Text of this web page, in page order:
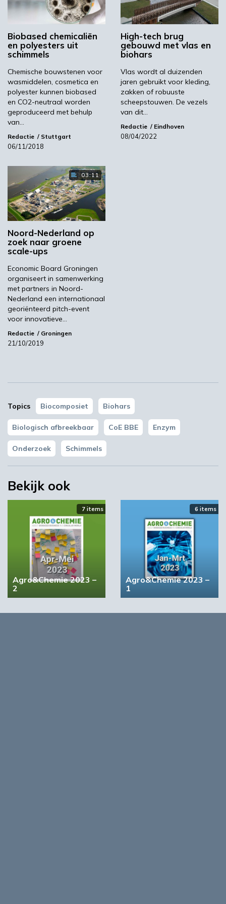
is. De volgende fase wordt het zoeken naar
een hoogwaardige toepassing voor hergebruik.
Te denken valt aan een vast myceliumproduct
als bouwmateriaal of verpakking, of het
opzuiveren van een enzymencocktail richting
industriële processen of schoonmaakmiddelen.
Meer over het onderzoeksproject is te vinden
op de CoE BBE website.
Beeld: Christoph Burgstedt/Shutterstock
CoE BBE
Meeloopdag Biotechnologie in Wageningen
Meest gelezen
‘Grote groeikansen Europese markt voor biobased
producten’
Biobased chemicaliën
en polyesters uit
schimmels
Chemische bouwstenen voor
wasmiddelen, cosmetica en
polyester kunnen biobased
en CO2-neutraal worden
geproduceerd met behulp
van…
Redactie Stuttgart
06/11/2018
High-tech brug
gebouwd met vlas en
biohars
Vlas wordt al duizenden
jaren gebruikt voor kleding,
zakken of robuuste
scheepstouwen. De vezels
van dit…
Redactie Eindhoven
08/04/2022
03:11
Noord-Nederland op
zoek naar groene
scale-ups
Economic Board Groningen
organiseert in samenwerking
met partners in Noord-
Nederland een internationaal
georiënteerd pitch-event
voor innovatieve…
Redactie Groningen
21/10/2019
Topics Biocomposiet Biohars
Biologisch afbreekbaar CoE BBE Enzym
Onderzoek Schimmels
Bekijk ook
7 items
Agro&Chemie 2023 –
2
6 items
Agro&Chemie 2023 –
1